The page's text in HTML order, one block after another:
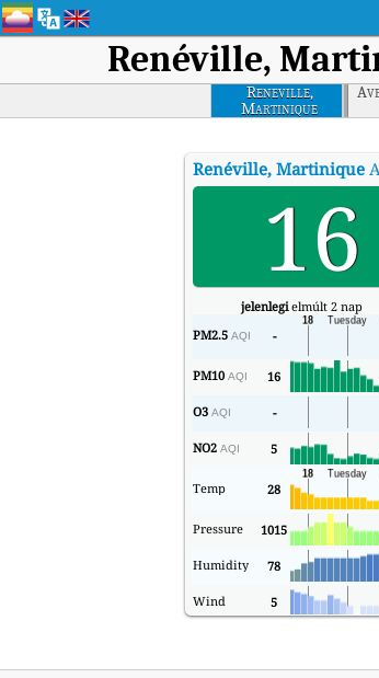
Renéville,
Reneville,
Martinique
Renéville, Martinique
16
jelenlegielmúlt 2 nap
PM2.5 AQI -
PM10 AQI 16
O3 AQI -
NO2 AQI 5
Temp 28
Pressure 1015
Humidity 78
Wind 5